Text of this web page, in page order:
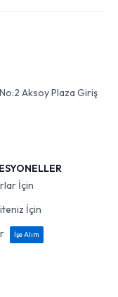
Aksoy Plaza Giriş
İçin
İçin
İşe Alım